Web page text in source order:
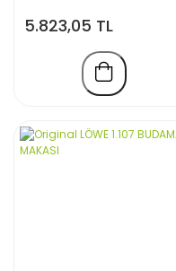
5.823,05 TL